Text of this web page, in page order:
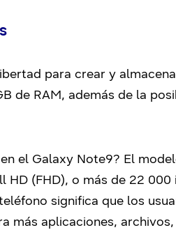
para crear y
de RAM, además de la
el Galaxy Note9? El
HD (FHD), o más de 22
significa que los
más aplicaciones,